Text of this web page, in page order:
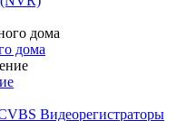
дома
Видеорегистраторы